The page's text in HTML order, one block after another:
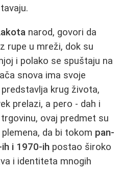
narod, govori da
rupe u mreži, dok su
i polako se spuštaju na
snova ima svoje
krug života,
prelazi, a pero - dah i
ovaj predmet su
da bi tokom pan-
i 1970-ih postao široko
i identiteta mnogih